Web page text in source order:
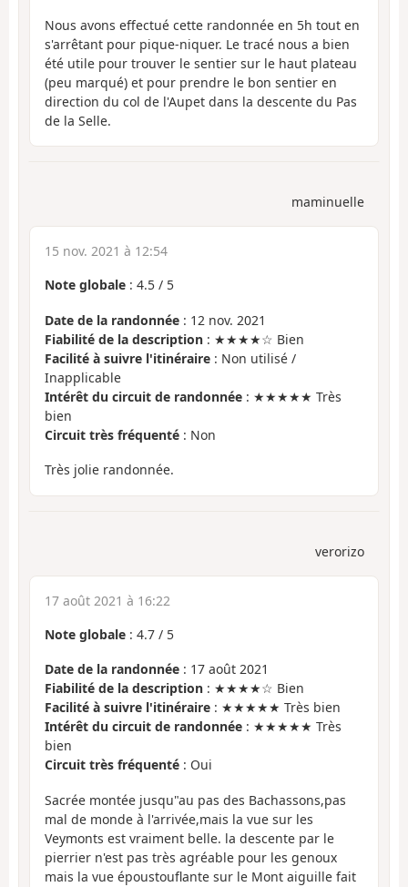
Nous avons effectué cette randonnée en 5h tout en
s'arrêtant pour pique-niquer. Le tracé nous a bien
été utile pour trouver le sentier sur le haut plateau
(peu marqué) et pour prendre le bon sentier en
direction du col de l'Aupet dans la descente du Pas
de la Selle.
maminuelle
15 nov. 2021 à 12:54
Note globale : 4.5 / 5
Date de la randonnée : 12 nov. 2021
Fiabilité de la description : ★★★★☆ Bien
Facilité à suivre l'itinéraire : Non utilisé /
Inapplicable
Intérêt du circuit de randonnée : ★★★★★ Très
bien
Circuit très fréquenté : Non
Très jolie randonnée.
verorizo
17 août 2021 à 16:22
Note globale : 4.7 / 5
Date de la randonnée : 17 août 2021
Fiabilité de la description : ★★★★☆ Bien
Facilité à suivre l'itinéraire : ★★★★★ Très bien
Intérêt du circuit de randonnée : ★★★★★ Très
bien
Circuit très fréquenté : Oui
Sacrée montée jusqu"au pas des Bachassons,pas
mal de monde à l'arrivée,mais la vue sur les
Veymonts est vraiment belle. la descente par le
pierrier n'est pas très agréable pour les genoux
mais la vue époustouflante sur le Mont aiguille fait